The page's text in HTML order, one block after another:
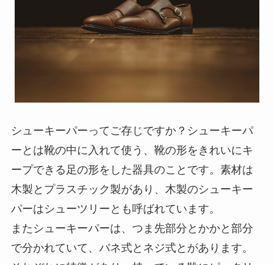
シューキーパーってご存じですか？ シューキーパ
ーとは靴の中に入れて使う、靴の形をきれいにキ
ープできる足の形をした器具のことです。素材は
木製とプラスチック製があり、木製のシューキー
パーはシューツリーとも呼ばれています。
またシューキーパーは、つま先部分とかかと部分
で分かれていて、バネ式とネジ式とがあります。